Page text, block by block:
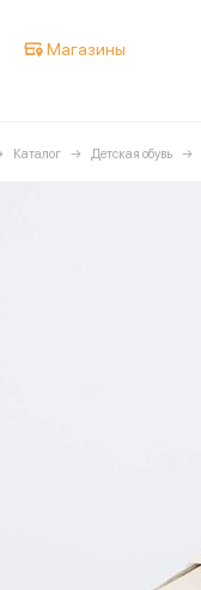
Магазины
Каталог Детская обувь